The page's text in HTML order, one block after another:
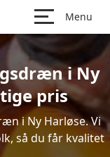
Menu
i Ny
pris
i Ny Harløse. Vi
så du får kvalitet